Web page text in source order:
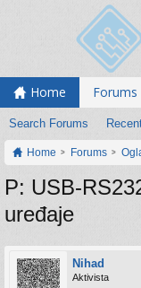
Home Forums
Search Forums
Home Forums
P: USB-
uređaje
Nihad
Aktivista